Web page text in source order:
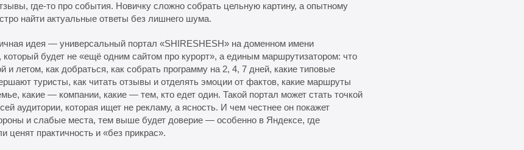
где-то про события. Новичку сложно собрать цельную картину, а опытному
найти актуальные ответы без лишнего шума.
идея — универсальный портал «SHIRESHESH» на доменном имени
, который будет не «ещё одним сайтом про курорт», а единым маршрутизатором: что
и летом, как добраться, как собрать программу на 2, 4, 7 дней, какие типовые
туристы, как читать отзывы и отделять эмоции от фактов, какие маршруты
какие — компании, какие — тем, кто едет один. Такой портал может стать точкой
аудитории, которая ищет не рекламу, а ясность. И чем честнее он покажет
и слабые места, тем выше будет доверие — особенно в Яндексе, где
ценят практичность и «без прикрас».